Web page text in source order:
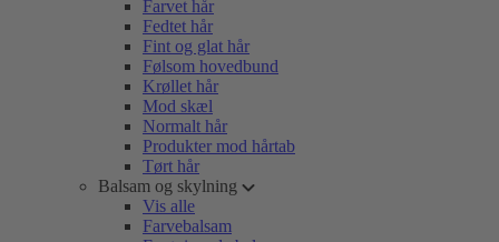
Farvet hår
Fedtet hår
Fint og glat hår
Følsom hovedbund
Krøllet hår
Mod skæl
Normalt hår
Produkter mod hårtab
Tørt hår
Balsam og skylning
Vis alle
Farvebalsam